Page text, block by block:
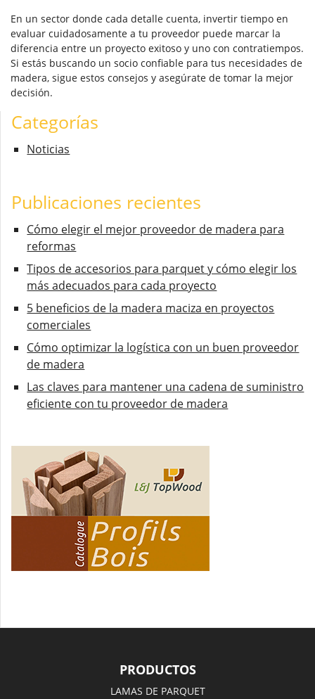
En un sector donde cada detalle cuenta, invertir tiempo en
evaluar cuidadosamente a tu proveedor puede marcar la
diferencia entre un proyecto exitoso y uno con contratiempos.
Si estás buscando un socio confiable para tus necesidades de
madera, sigue estos consejos y asegúrate de tomar la mejor
decisión.
Categorías
Noticias
Publicaciones recientes
Cómo elegir el mejor proveedor de madera para
reformas
Tipos de accesorios para parquet y cómo elegir los
más adecuados para cada proyecto
5 beneficios de la madera maciza en proyectos
comerciales
Cómo optimizar la logística con un buen proveedor
de madera
Las claves para mantener una cadena de suministro
eficiente con tu proveedor de madera
PRODUCTOS
LAMAS DE PARQUET